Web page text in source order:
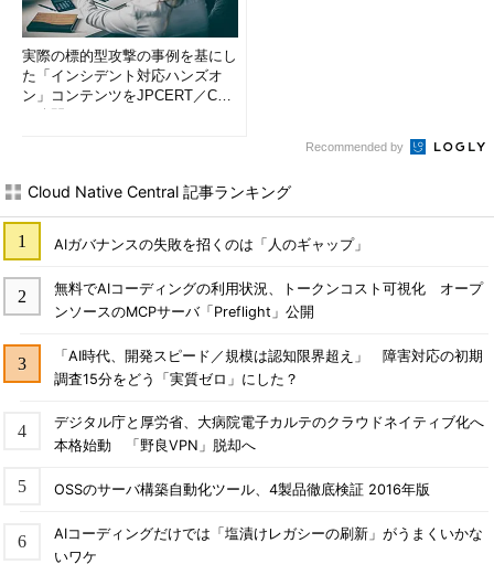
実際の標的型攻撃の事例を基にし
た「インシデント対応ハンズオ
ン」コンテンツをJPCERT／CC
Recommended by
Cloud Native Central 記事ランキング
AIガバナンスの失敗を招くのは「人のギャップ」
無料でAIコーディングの利用状況、トークンコスト可視化 オープ
ンソースのMCPサーバ「Preflight」公開
「AI時代、開発スピード／規模は認知限界超え」 障害対応の初期
調査15分をどう「実質ゼロ」にした？
デジタル庁と厚労省、大病院電子カルテのクラウドネイティブ化へ
本格始動 「野良VPN」脱却へ
OSSのサーバ構築自動化ツール、4製品徹底検証 2016年版
AIコーディングだけでは「塩漬けレガシーの刷新」がうまくいかな
いワケ